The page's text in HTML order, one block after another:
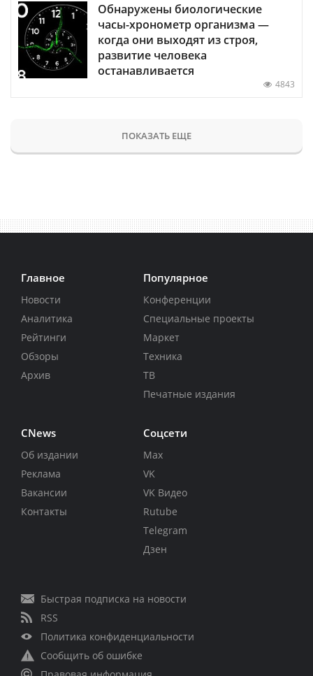
Обнаружены биологические
часы-хронометр организма —
когда они выходят из строя,
развитие человека
останавливается
4843
ПОКАЗАТЬ ЕЩЕ
Главное
Новости
Аналитика
Рейтинги
Обзоры
Архив
Популярное
Конференции
Специальные проекты
Маркет
Техника
ТВ
Печатные издания
CNews
Об издании
Реклама
Вакансии
Контакты
Соцсети
Max
VK
VK Видео
Rutube
Telegram
Дзен
Быстрая подписка на новости
RSS
Политика конфиденциальности
Сообщить об ошибке